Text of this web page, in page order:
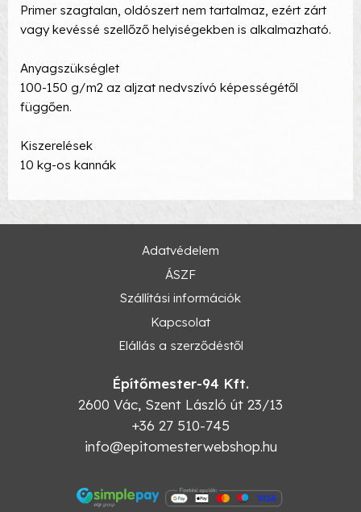
Primer szagtalan, oldószert nem tartalmaz, ezért zárt
vagy kevéssé szellőző helyiségekben is alkalmazható.
Anyagszükséglet
100-150 g/m2 az aljzat nedvszívó képességétől
függően.
Kiszerelések
10 kg-os kannák
Adatvédelem
ÁSZF
Szállítási információk
Kapcsolat
Elállás a szerződéstől
Építőmester-94 Kft.
2600 Vác, Szent László út 23/13
+36 27 510-745
info@epitomesterwebshop.hu